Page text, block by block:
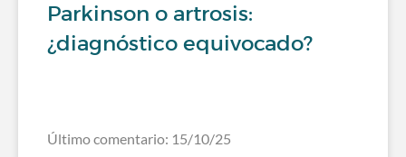
Parkinson o artrosis:
¿diagnóstico equivocado?
Último comentario: 15/10/25